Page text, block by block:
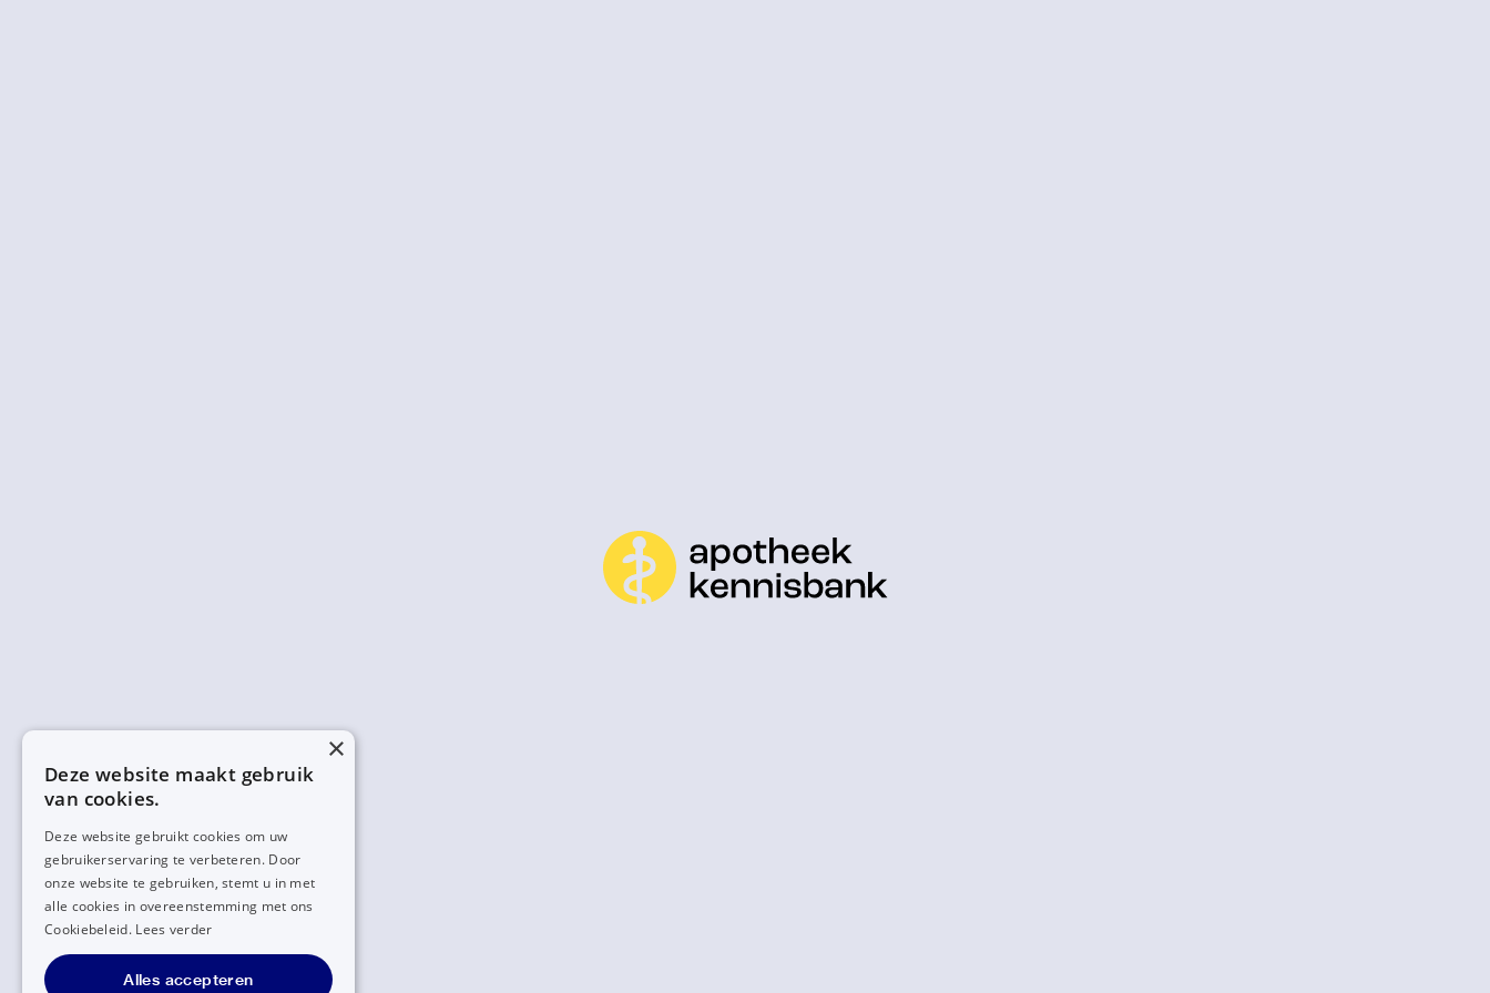
×
Deze website maakt gebruik
van cookies.
Deze website gebruikt cookies om uw
gebruikerservaring te verbeteren. Door
onze website te gebruiken, stemt u in met
alle cookies in overeenstemming met ons
Cookiebeleid. Lees verder
Alles accepteren